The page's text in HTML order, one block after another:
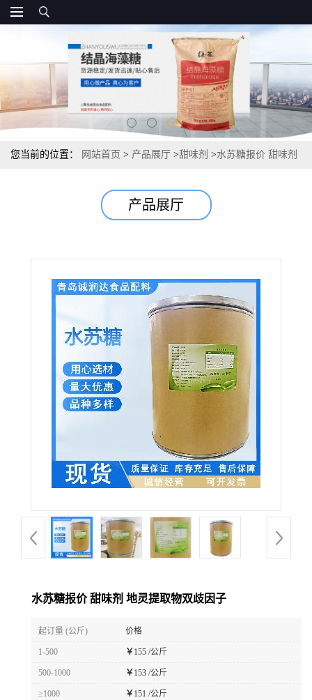
您当前的位置： 网站首页 > 产品展厅 >甜味剂 >水苏糖报价 甜味剂
产品展厅
水苏糖报价 甜味剂 地灵提取物双歧因子
起订量 (公斤) 价格
1-500 ￥ 155 /公斤
500-1000 ￥ 153 /公斤
≥1000 ￥ 151 /公斤